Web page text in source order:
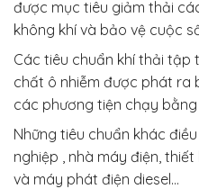
được mục tiêu giảm thải
không khí và bảo vệ cuộc
Các tiêu chuẩn khí thải tập
chất ô nhiễm được phát ra
các phương tiện chạy
Những tiêu chuẩn khác
nghiệp , nhà máy điện,
và máy phát điện diesel…